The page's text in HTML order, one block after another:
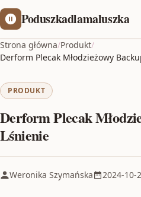
Poduszkadlamaluszka
Strona główna/Produkt/
Derform Plecak Młodzieżowy
PRODUKT
Derform Plecak
Lśnienie
Weronika Szymańska 2024-10-